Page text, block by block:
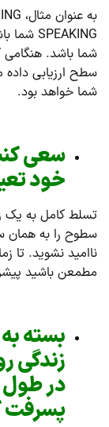
شما باشد.
سطح ارزیابی
شما خواهد بود.
سعی
خود
تسلط کامل به یک
سطوح را به همان
ناامید نشوید. تا
مطمعن باشید
بسته
زندگی
در طول
پسرفت